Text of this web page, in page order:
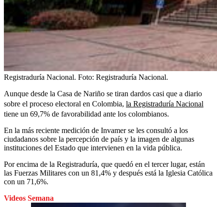
Registraduría Nacional. Foto: Registraduría Nacional.
Aunque desde la Casa de Nariño se tiran dardos casi que a diario
sobre el proceso electoral en Colombia, la Registraduría Nacional
tiene un 69,7% de favorabilidad ante los colombianos.
En la más reciente medición de Invamer se les consultó a los
ciudadanos sobre la percepción de país y la imagen de algunas
instituciones del Estado que intervienen en la vida pública.
Por encima de la Registraduría, que quedó en el tercer lugar, están
las Fuerzas Militares con un 81,4% y después está la Iglesia Católica
con un 71,6%.
Videos Semana